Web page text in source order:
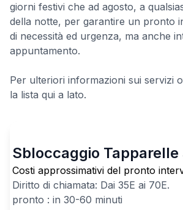
giorni festivi che ad agosto, a
della notte, per garantire un pronto
di necessità ed urgenza, ma anche
appuntamento.
Per ulteriori informazioni sui servizi
la lista qui a lato.
Sbloccaggio Tapparelle
Costi approssimativi del pronto
Diritto di chiamata: Dai 35E ai 70E.
pronto : in 30-60 minuti